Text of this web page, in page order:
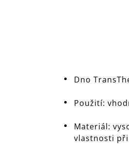
Dno
Použití:
Materiál:
vlastnosti